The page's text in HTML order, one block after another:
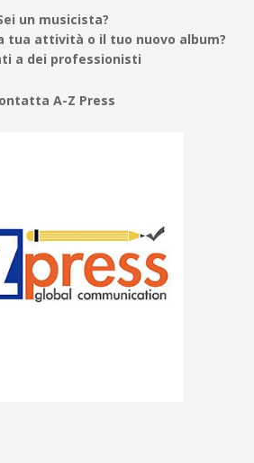
un musicista?
tua attività o il tuo nuovo album?
a dei professionisti
A-Z Press